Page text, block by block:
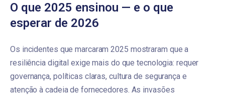
O que 2025 ensinou — e o que
esperar de 2026
Os incidentes que marcaram 2025 mostraram que a
resiliência digital exige mais do que tecnologia: requer
governança, políticas claras, cultura de segurança e
atenção à cadeia de fornecedores. As invasões